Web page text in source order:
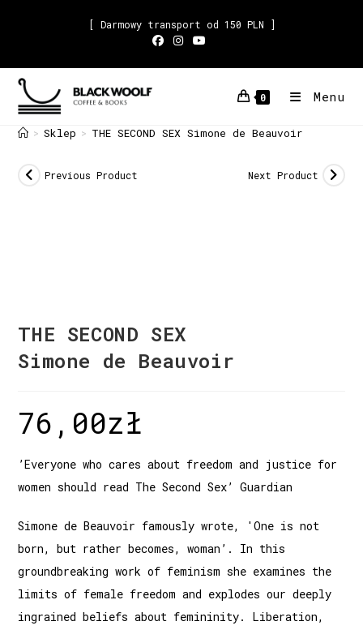
[ Darmowy transport od 150 PLN ]
0 Menu
> Sklep > THE SECOND SEX Simone de Beauvoir
Previous Product Next Product
THE SECOND SEX
Simone de Beauvoir
76,00zł
’Everyone who cares about freedom and justice for
women should read The Second Sex’ Guardian
Simone de Beauvoir famously wrote, 'One is not
born, but rather becomes, woman’. In this
groundbreaking work of feminism she examines the
limits of female freedom and explodes our deeply
ingrained beliefs about femininity. Liberation,